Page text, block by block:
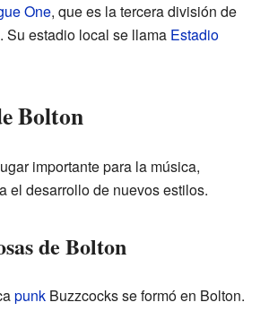
One, que es la tercera división de
Su estadio local se llama Estadio
Bolton
importante para la música,
el desarrollo de nuevos estilos.
de Bolton
punk Buzzcocks se formó en Bolton.